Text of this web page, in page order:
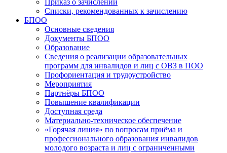
Приказ о зачислении
Списки, рекомендованных к зачислению
БПОО
Основные сведения
Документы БПОО
Образование
Сведения о реализации образовательных
программ для инвалидов и лиц с ОВЗ в ПОО
Профориентация и трудоустройство
Мероприятия
Партнёры БПОО
Повышение квалификации
Доступная среда
Материально-техническое обеспечение
«Горячая линия» по вопросам приёма и
профессионального образования инвалидов
молодого возраста и лиц с ограниченными